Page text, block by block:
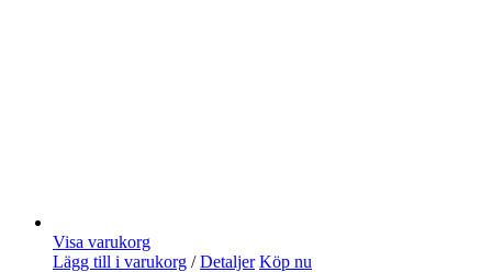
Visa varukorg
Lägg till i varukorg / Detaljer Köp nu